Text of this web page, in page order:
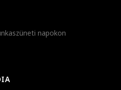
napokon